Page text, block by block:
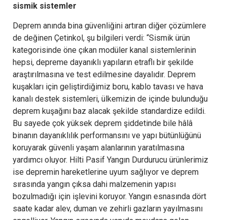
sismik sistemler
Deprem anında bina güvenliğini artıran diğer çözümlere
de değinen Çetinkol, şu bilgileri verdi: “Sismik ürün
kategorisinde öne çıkan modüler kanal sistemlerinin
hepsi, depreme dayanıklı yapıların etraflı bir şekilde
araştırılmasına ve test edilmesine dayalıdır. Deprem
kuşakları için geliştirdiğimiz boru, kablo tavası ve hava
kanalı destek sistemleri, ülkemizin de içinde bulunduğu
deprem kuşağını baz alacak şekilde standardize edildi.
Bu sayede çok yüksek deprem şiddetinde bile hâlâ
binanın dayanıklılık performansını ve yapı bütünlüğünü
koruyarak güvenli yaşam alanlarının yaratılmasına
yardımcı oluyor. Hilti Pasif Yangın Durdurucu ürünlerimiz
ise depremin hareketlerine uyum sağlıyor ve deprem
sırasında yangın çıksa dahi malzemenin yapısı
bozulmadığı için işlevini koruyor. Yangın esnasında dört
saate kadar alev, duman ve zehirli gazların yayılmasını